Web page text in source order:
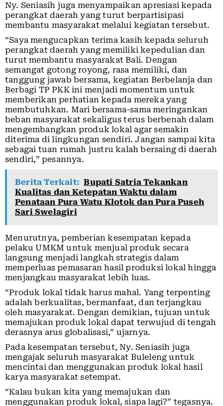
Ny. Seniasih juga menyampaikan apresiasi kepada
perangkat daerah yang turut berpartisipasi
membantu masyarakat melalui kegiatan tersebut.
“Saya mengucapkan terima kasih kepada seluruh
perangkat daerah yang memiliki kepedulian dan
turut membantu masyarakat Bali. Dengan
semangat gotong royong, rasa memiliki, dan
tanggung jawab bersama, kegiatan Berbelanja dan
Berbagi TP PKK ini menjadi momentum untuk
memberikan perhatian kepada mereka yang
membutuhkan. Mari bersama-sama meringankan
beban masyarakat sekaligus terus berbenah dalam
mengembangkan produk lokal agar semakin
diterima di lingkungan sendiri. Jangan sampai kita
sebagai tuan rumah justru kalah bersaing di daerah
sendiri,” pesannya.
Berita Terkait: Bupati Satria Tekankan
Kualitas dan Ketepatan Waktu dalam
Penataan Pura Watu Klotok dan Pura Puseh
Sari Swelagiri
Menurutnya, pemberian kesempatan kepada
pelaku UMKM untuk menjual produk secara
langsung menjadi langkah strategis dalam
memperluas pemasaran hasil produksi lokal hingga
menjangkau masyarakat lebih luas.
“Produk lokal tidak harus mahal. Yang terpenting
adalah berkualitas, bermanfaat, dan terjangkau
oleh masyarakat. Dengan demikian, tujuan untuk
memajukan produk lokal dapat terwujud di tengah
derasnya arus globalisasi,” ujarnya.
Pada kesempatan tersebut, Ny. Seniasih juga
mengajak seluruh masyarakat Buleleng untuk
mencintai dan menggunakan produk lokal hasil
karya masyarakat setempat.
“Kalau bukan kita yang memajukan dan
menggunakan produk lokal, siapa lagi?” tegasnya.